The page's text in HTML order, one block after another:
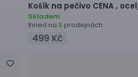
Košík na pečivo CENA ,
Skladem
Ihned na 6 prodejnách
499 Kč